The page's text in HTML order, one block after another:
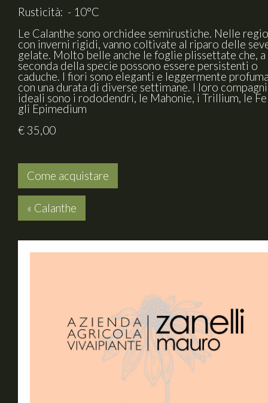
Rusticità: - 10°C
Le Calanthe sono orchidee semirustiche. Nelle
con inverni rigidi, vanno coltivate al riparo delle
gelate. Molto belle anche le foglie plissettate che, a
seconda della specie possono essere persistenti o
caduche. I fiori sono eleganti e leggermente
con una durata di diverse settimane. I loro compagni
ideali sono i rododendri, le Mahonie, i Trillium, le
gli Epimedium
€ 35,00
Come acquistare
« Calanthe